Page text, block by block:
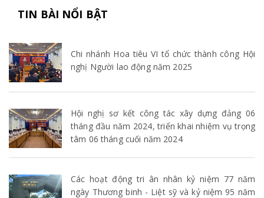
TIN BÀI NỔI BẬT
Chi nhánh Hoa tiêu VI tổ chức thành công Hội
nghị Người lao động năm 2025
Hội nghị sơ kết công tác xây dựng đảng 06
tháng đầu năm 2024, triển khai nhiệm vụ trọng
tâm 06 tháng cuối năm 2024
Các hoạt động tri ân nhân kỷ niệm 77 năm
ngày Thương binh - Liệt sỹ và kỷ niệm 95 năm